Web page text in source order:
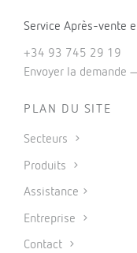
Service Après-vente
+34 93 745 29 19
Envoyer la demande
PLAN DU SITE
Secteurs
Produits
Assistance
Entreprise
Contact